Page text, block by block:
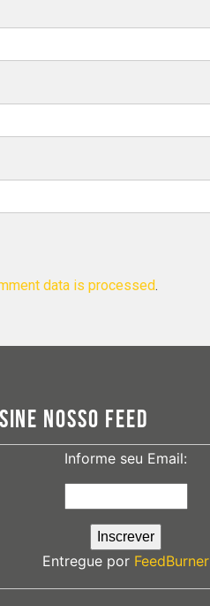
data is processed.
NOSSO FEED
Informe seu Email:
Entregue por FeedBurner